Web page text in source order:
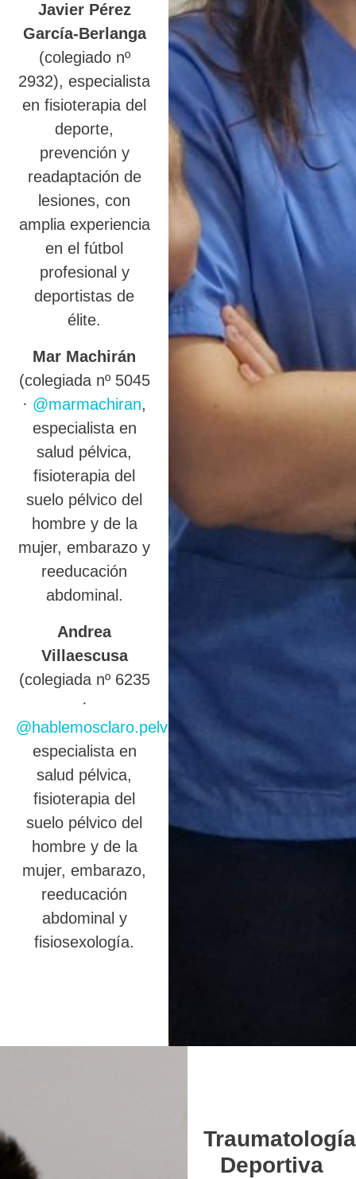
Javier Pérez
García-Berlanga
(colegiado nº
2932), especialista
en fisioterapia del
deporte,
prevención y
readaptación de
lesiones, con
amplia experiencia
en el fútbol
profesional y
deportistas de
élite.
Mar Machirán
(colegiada nº 5045
· @marmachiran,
especialista en
salud pélvica,
fisioterapia del
suelo pélvico del
hombre y de la
mujer, embarazo y
reeducación
abdominal.
Andrea
Villaescusa
(colegiada nº 6235
·
@hablemosclaro.pelvic
),
especialista en
salud pélvica,
fisioterapia del
suelo pélvico del
hombre y de la
mujer, embarazo,
reeducación
abdominal y
fisiosexología.
Traumatología
Deportiva